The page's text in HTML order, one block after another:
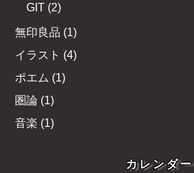
GIT (2)
無印良品 (1)
イラスト (4)
ポエム (1)
圏論 (1)
音楽 (1)
カレンダー